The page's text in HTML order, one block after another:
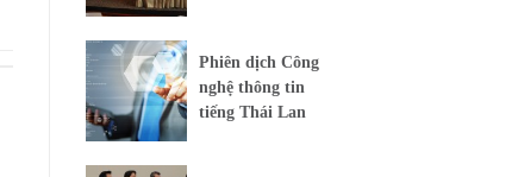
Phiên dịch Công
nghệ thông tin
tiếng Thái Lan